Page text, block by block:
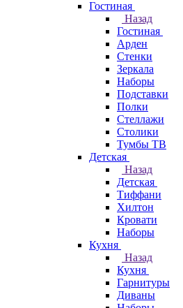
Гостиная
Назад
Гостиная
Арден
Стенки
Зеркала
Наборы
Подставки
Полки
Стеллажи
Столики
Тумбы ТВ
Детская
Назад
Детская
Тиффани
Хилтон
Кровати
Наборы
Кухня
Назад
Кухня
Гарнитуры
Диваны